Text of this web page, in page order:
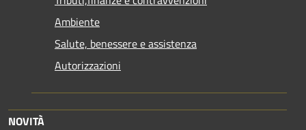
Ambiente
Salute, benessere e assistenza
Autorizzazioni
NOVITÀ